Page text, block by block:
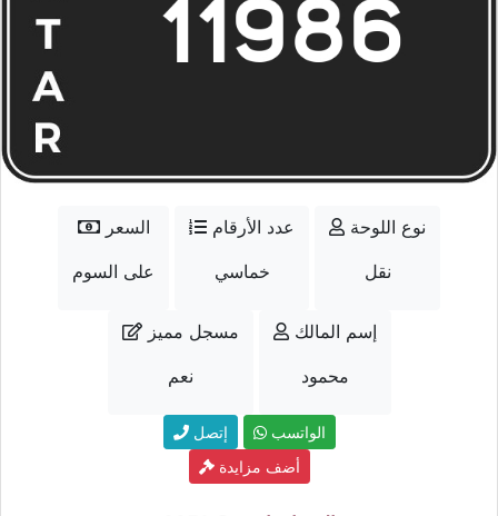
السعر
على السوم
عدد الأرقام
خماسي
نوع اللوحة
نقل
مسجل مميز
نعم
إسم المالك
محمود
إتصل
الواتسب
أضف مزايدة